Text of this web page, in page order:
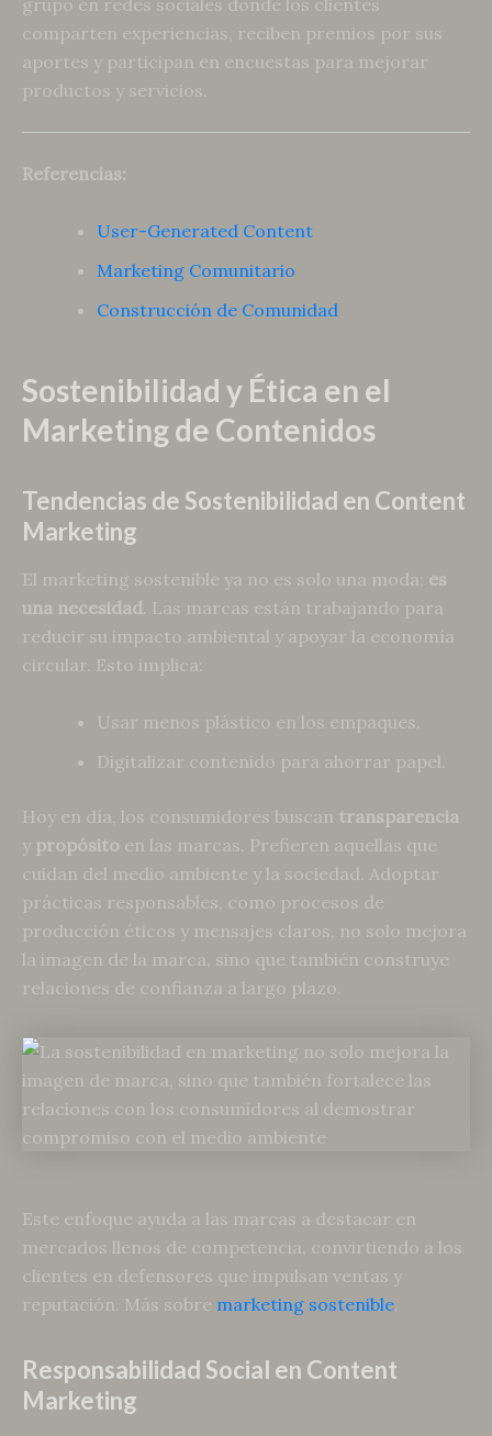
comparten experiencias, reciben premios por sus
aportes y participan en encuestas para mejorar
productos y servicios.
Referencias:
User-Generated Content
Marketing Comunitario
Construcción de Comunidad
Sostenibilidad y Ética en el
Marketing de Contenidos
Tendencias de Sostenibilidad en Content
Marketing
El marketing sostenible ya no es solo una moda; es
una necesidad. Las marcas están trabajando para
reducir su impacto ambiental y apoyar la economía
circular. Esto implica:
Usar menos plástico en los empaques.
Digitalizar contenido para ahorrar papel.
Hoy en día, los consumidores buscan transparencia
y propósito en las marcas. Prefieren aquellas que
cuidan del medio ambiente y la sociedad. Adoptar
prácticas responsables, como procesos de
producción éticos y mensajes claros, no solo mejora
la imagen de la marca, sino que también construye
relaciones de confianza a largo plazo.
Este enfoque ayuda a las marcas a destacar en
mercados llenos de competencia, convirtiendo a los
clientes en defensores que impulsan ventas y
reputación. Más sobre marketing sostenible.
Responsabilidad Social en Content
Marketing